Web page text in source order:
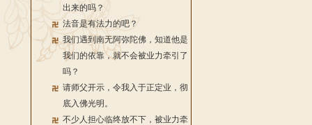
出来的吗？
法音是有法力的吧？
我们遇到南无阿弥陀佛，知道他是
我们的依靠，就不会被业力牵引了
吗？
请师父开示，令我入于正定业，彻
底入佛光明。
不少人担心临终放不下，被业力牵